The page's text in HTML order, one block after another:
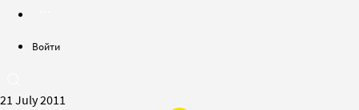
Войти
21 July 2011